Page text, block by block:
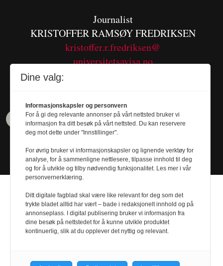
Journalist
KRISTOFFER RAMSØY FREDRIKSEN
kristoffer.r.fredriksen@
universitetsavisa.no
Design byNordström Design- Powered by
Dine valg:
Informasjonskapsler og personvern
For å gi deg relevante annonser på vårt nettsted bruker vi
informasjon fra ditt besøk på vårt nettsted. Du kan reservere
deg mot dette under "Innstillinger".
For øvrig bruker vi informasjonskapsler og lignende verktøy for
analyse, for å sammenligne nettlesere, tilpasse innhold til deg
og for å utvikle og tilby nødvendig funksjonalitet. Les mer i vår
personvernerklæring.
Ditt digitale fagblad skal være like relevant for deg som det
trykte bladet alltid har vært – bade i redaksjonelt innhold og på
annonseplass. I digital publisering bruker vi informasjon fra
dine besøk på nettstedet for å kunne utvikle produktet
kontinuerlig, slik at du opplever det nyttig og relevant.